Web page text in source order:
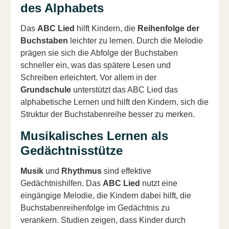
des Alphabets
Das ABC Lied hilft Kindern, die Reihenfolge der
Buchstaben leichter zu lernen. Durch die Melodie
prägen sie sich die Abfolge der Buchstaben
schneller ein, was das spätere Lesen und
Schreiben erleichtert. Vor allem in der
Grundschule unterstützt das ABC Lied das
alphabetische Lernen und hilft den Kindern, sich die
Struktur der Buchstabenreihe besser zu merken.
Musikalisches Lernen als
Gedächtnisstütze
Musik und Rhythmus sind effektive
Gedächtnishilfen. Das ABC Lied nutzt eine
eingängige Melodie, die Kindern dabei hilft, die
Buchstabenreihenfolge im Gedächtnis zu
verankern. Studien zeigen, dass Kinder durch